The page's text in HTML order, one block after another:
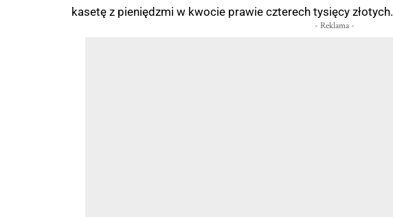
kasetę z pieniędzmi w kwocie prawie czterech tysięcy złotych.
- Reklama -